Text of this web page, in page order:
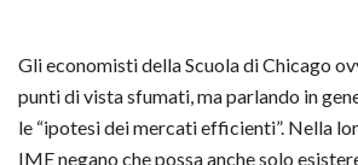
Gli economisti della Scuola di Chicago
punti di vista sfumati, ma parlando in
le “ipotesi dei mercati efficienti”. Nella
IME negano che possa anche solo